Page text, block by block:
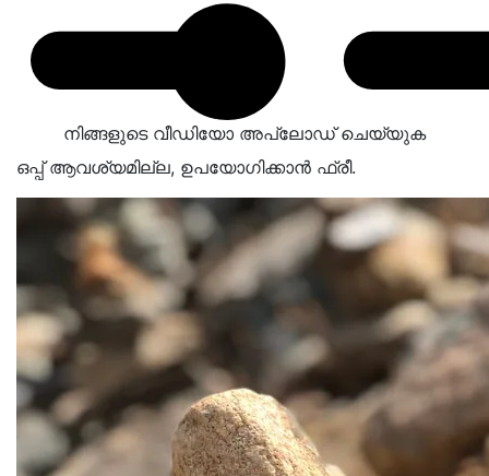
നിങ്ങളുടെ വീഡിയോ അപ്‌ലോഡ് ചെയ്യുക
ഒപ്പ് ആവശ്യമില്ല, ഉപയോഗിക്കാന്‍ ഫ്രീ.